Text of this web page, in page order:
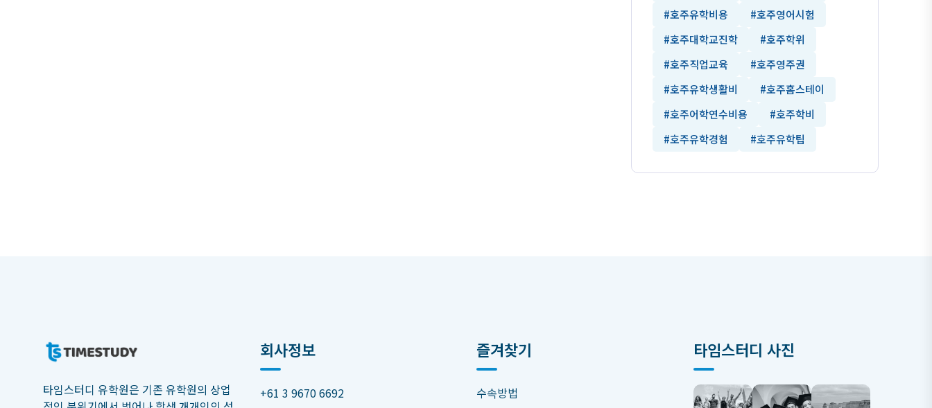
#호주유학비용
#호주영어시험
#호주대학교진학
#호주학위
#호주직업교육
#호주영주권
#호주유학생활비
#호주홈스테이
#호주어학연수비용
#호주학비
#호주유학경험
#호주유학팁
타임스터디 유학원은 기존 유학원의 상업
회사정보
+61 3 9670 6692
즐겨찾기
수속방법
타임스터디 사진